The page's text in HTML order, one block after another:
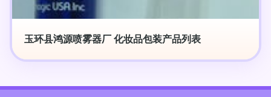
玉环县鸿源喷雾器厂 化妆品包装产品列表